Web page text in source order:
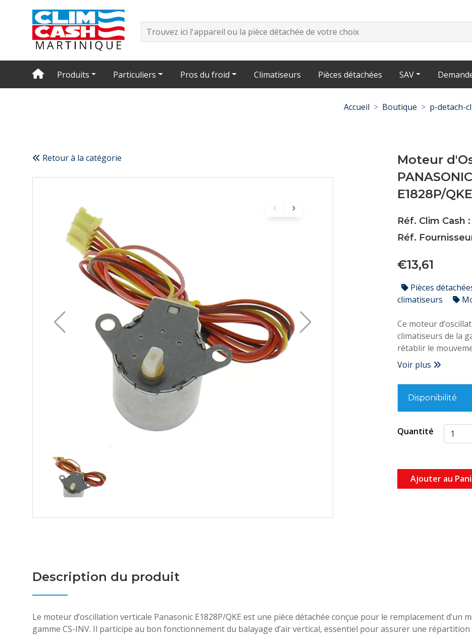
Produits Particuliers Pros du froid Climatiseurs Pièces détachées SAV
Accueil Boutique p-detach-
Retour à la catégorie
Moteur
E1828P/QKE
Réf. Clim Cash
Réf.
€13,61
Pièces
climatiseurs
Ce moteur
climatiseurs de la
rétablir le
diffusion de l’air et
Voir plus
Disponibilité
Quantité
Ajouter au
Description du produit
Le moteur d’oscillation verticale Panasonic E1828P/QKE est une pièce détachée conçue pour le remplacement
gamme CS-INV. Il participe au bon fonctionnement du balayage d’air vertical, essentiel pour assurer une répartition